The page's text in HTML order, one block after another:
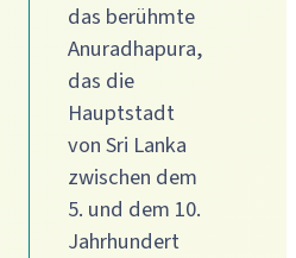
das berühmte
Anuradhapura,
das die
Hauptstadt
von Sri Lanka
zwischen dem
5. und dem 10.
Jahrhundert